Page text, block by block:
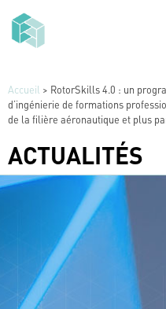
Accueil > RotorSkills 4.0 : un
d’ingénierie de formations
de la filière aéronautique et plus
ACTUALITÉS